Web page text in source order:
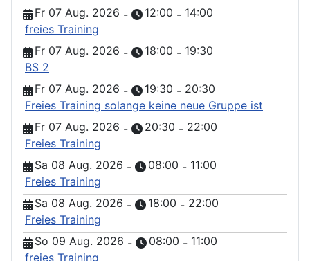
Fr 07 Aug. 2026 - 12:00 - 14:00
freies Training
Fr 07 Aug. 2026 - 18:00 - 19:30
BS 2
Fr 07 Aug. 2026 - 19:30 - 20:30
Freies Training solange keine neue Gruppe ist
Fr 07 Aug. 2026 - 20:30 - 22:00
Freies Training
Sa 08 Aug. 2026 - 08:00 - 11:00
Freies Training
Sa 08 Aug. 2026 - 18:00 - 22:00
Freies Training
So 09 Aug. 2026 - 08:00 - 11:00
freies Training